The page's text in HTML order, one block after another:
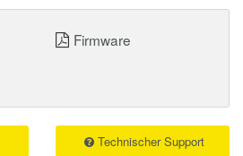
Technischer Support
Firmware